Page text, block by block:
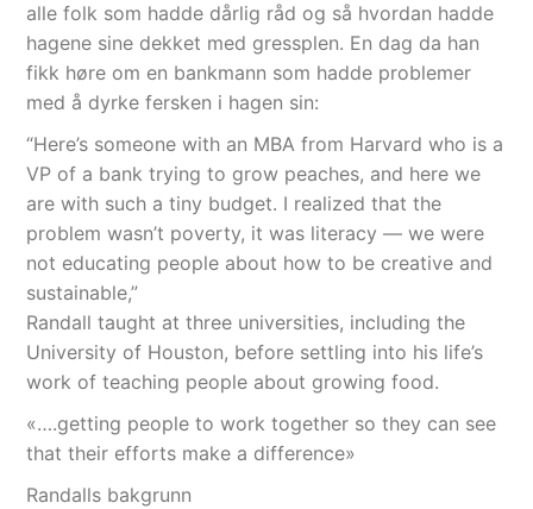
alle folk som hadde dårlig råd og så hvordan hadde
hagene sine dekket med gressplen. En dag da han
fikk høre om en bankmann som hadde problemer
med å dyrke fersken i hagen sin:
“Here’s someone with an MBA from Harvard who is a
VP of a bank trying to grow peaches, and here we
are with such a tiny budget. I realized that the
problem wasn’t poverty, it was literacy — we were
not educating people about how to be creative and
sustainable,”
Randall taught at three universities, including the
University of Houston, before settling into his life’s
work of teaching people about growing food.
«….getting people to work together so they can see
that their efforts make a difference»
Randalls bakgrunn